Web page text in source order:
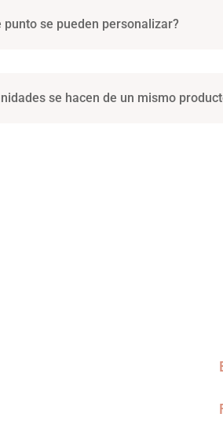
punto se pueden personalizar?
se hacen de un mismo